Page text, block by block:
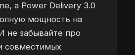
а Power Delivery 3.0
мощность на
не забывайте про
совместимых